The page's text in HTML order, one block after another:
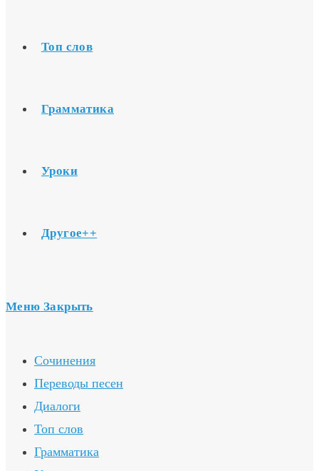
Топ слов
Грамматика
Уроки
Другое++
Меню Закрыть
Сочинения
Переводы песен
Диалоги
Топ слов
Грамматика